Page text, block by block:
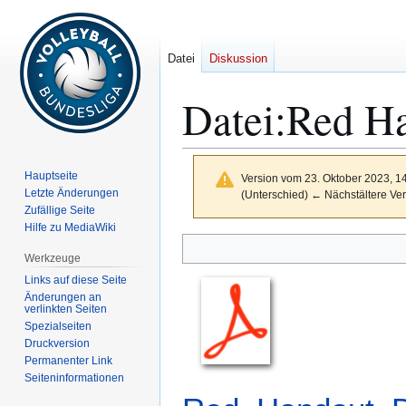
Datei:Red
Version vom 23. Oktober 2023,
(Unterschied) ← Nächstältere
Navigation
springen
Suche
springen
Datei Diskussion
Hauptseite
Letzte Änderungen
Zufällige Seite
Hilfe zu MediaWiki
Werkzeuge
Links auf diese Seite
Änderungen an
verlinkten Seiten
Spezialseiten
Druckversion
Permanenter Link
Seiten­­informationen